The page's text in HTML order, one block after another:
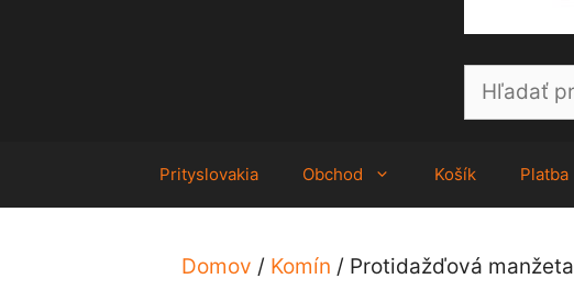
Prityslovakia Obchod Košík Platba
Domov / Komín / Protidažďová manžeta